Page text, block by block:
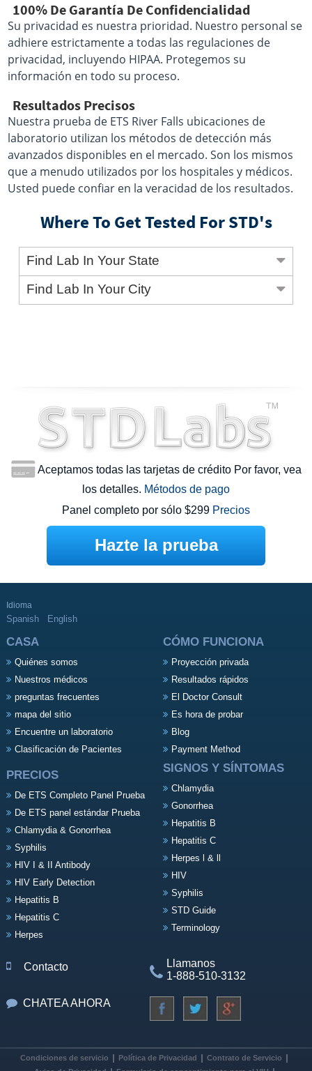
100% De Garantía De Confidencialidad
Su privacidad es nuestra prioridad. Nuestro personal se
adhiere estrictamente a todas las regulaciones de
privacidad, incluyendo HIPAA. Protegemos su
información en todo su proceso.
Resultados Precisos
Nuestra prueba de ETS River Falls ubicaciones de
laboratorio utilizan los métodos de detección más
avanzados disponibles en el mercado. Son los mismos
que a menudo utilizados por los hospitales y médicos.
Usted puede confiar en la veracidad de los resultados.
Where To Get Tested For STD's
Find Lab In Your State
Find Lab In Your City
Aceptamos todas las tarjetas de crédito Por favor, vea
los detalles. Métodos de pago
Panel completo por sólo $299 Precios
Hazte la prueba
Idioma
Spanish English
CASA
Quiénes somos
Nuestros médicos
preguntas frecuentes
mapa del sitio
Encuentre un laboratorio
Clasificación de Pacientes
CÓMO FUNCIONA
Proyección privada
Resultados rápidos
El Doctor Consult
Es hora de probar
Blog
Payment Method
PRECIOS
De ETS Completo Panel Prueba
De ETS panel estándar Prueba
Chlamydia & Gonorrhea
Syphilis
HIV I & II Antibody
HIV Early Detection
Hepatitis B
Hepatitis C
Herpes
SIGNOS Y SÍNTOMAS
Chlamydia
Gonorrhea
Hepatitis B
Hepatitis C
Herpes l & ll
HIV
Syphilis
STD Guide
Terminology
Contacto
Llamanos
1-888-510-3132
CHATEA AHORA
Condiciones de servicio Política de Privacidad
Contrato de Servicio